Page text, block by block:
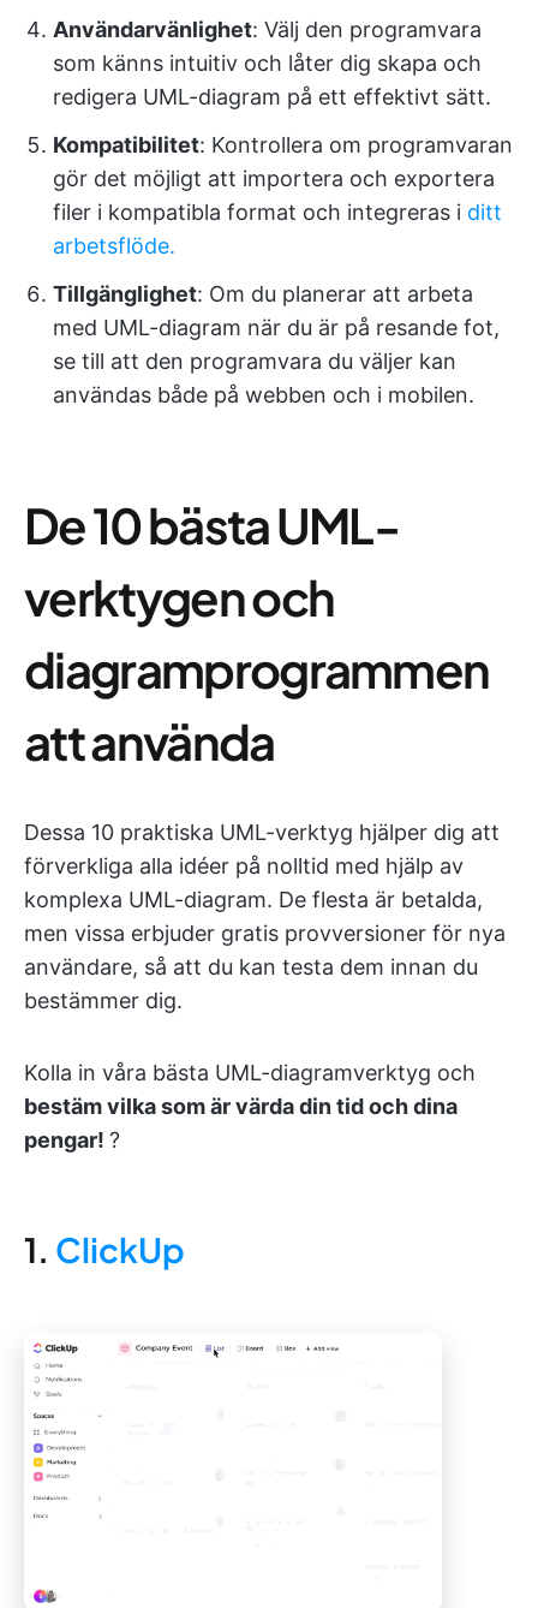
Användarvänlighet: Välj den programvara
som känns intuitiv och låter dig skapa och
redigera UML-diagram på ett effektivt sätt.
Kompatibilitet: Kontrollera om programvaran
gör det möjligt att importera och exportera
filer i kompatibla format och integreras i ditt
arbetsflöde.
Tillgänglighet: Om du planerar att arbeta
med UML-diagram när du är på resande fot,
se till att den programvara du väljer kan
användas både på webben och i mobilen.
De 10 bästa UML-
verktygen och
diagramprogrammen
att använda
Dessa 10 praktiska UML-verktyg hjälper dig att
förverkliga alla idéer på nolltid med hjälp av
komplexa UML-diagram. De flesta är betalda,
men vissa erbjuder gratis provversioner för nya
användare, så att du kan testa dem innan du
bestämmer dig.
Kolla in våra bästa UML-diagramverktyg och
bestäm vilka som är värda din tid och dina
pengar! ?
1. ClickUp